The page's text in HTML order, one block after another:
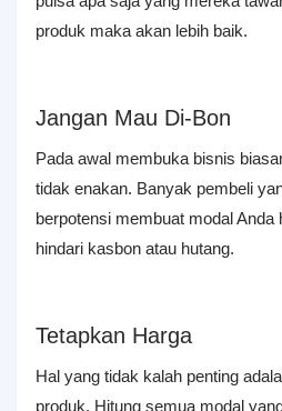
produk maka akan lebih baik.
Jangan Mau Di-Bon
Pada awal membuka bisnis
tidak enakan. Banyak pembeli
berpotensi membuat modal Anda
hindari kasbon atau hutang.
Tetapkan Harga
Hal yang tidak kalah penting
produk. Hitung semua modal